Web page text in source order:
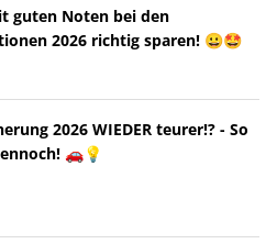
guten Noten bei den
2026 richtig sparen! 😀🤩
2026 WIEDER teurer!? - So
🚗💡